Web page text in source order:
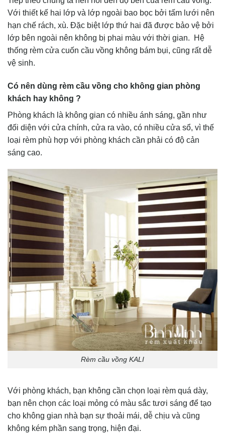
Với thiết kế hai lớp và lớp ngoài bao bọc bởi tấm lưới nên
hạn chế rách, xù. Đặc biệt lớp thứ hai đã được bảo vệ bởi
lớp bên ngoài nên không bị phai màu với thời gian. Hệ
thống rèm cửa cuốn cầu vồng không bám bụi, cũng rất dễ
vệ sinh.
Có nên dùng rèm cầu vồng cho không gian phòng
khách hay không ?
Phòng khách là không gian có nhiều ánh sáng, gần như
đối diện với cửa chính, cửa ra vào, có nhiều cửa sổ, vì thế
loại rèm phù hợp với phòng khách cần phải có độ cản
sáng cao.
Rèm cầu vồng KALI
Với phòng khách, bạn không cần chọn loại rèm quá dày,
bạn nên chọn các loại mỏng có màu sắc tươi sáng để tạo
cho không gian nhà bạn sự thoải mái, dễ chịu và cũng
không kém phần sang trọng, hiện đại.